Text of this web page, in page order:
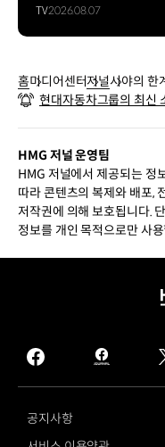
TV2026.08.07
홈미디어센터저널시야의 한
‘비전 펄스’
현대자동차그룹의 최신
HMG 저널 운영팀
HMG 저널에서 제공되는 정
따라 콘텐츠의 복제와 배포,
저작권에 의해 보호됩니다.
정보를 개인 목적으로만 사
facebook
hmg
journal
공지사항